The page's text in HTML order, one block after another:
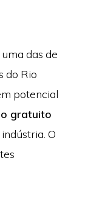
das de
do Rio
potencial
gratuito
O